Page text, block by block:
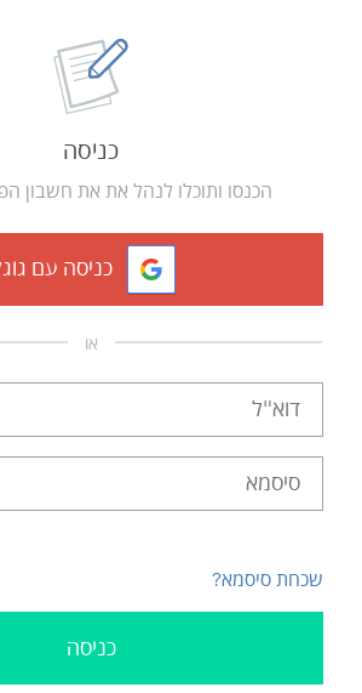
כניסה
הכנסו ותוכלו לנהל את את חשבון
כניסה עם
או
שכחת סיסמא?